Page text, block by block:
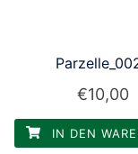
€10,00
IN DEN